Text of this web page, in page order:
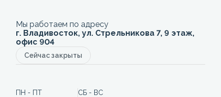
Мы работаем по адресу
г. Владивосток, ул. Стрельникова 7, 9 этаж,
офис 904
Сейчас закрыты
ПН - ПТ
СБ - ВС